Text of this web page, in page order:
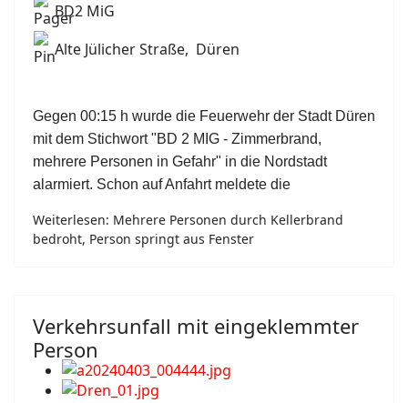
BD2 MiG
Alte Jülicher Straße, Düren
Gegen 00:15 h wurde die Feuerwehr der Stadt Düren
mit dem Stichwort "BD 2 MIG - Zimmerbrand,
mehrere Personen in Gefahr" in die Nordstadt
alarmiert. Schon auf Anfahrt meldete die
Weiterlesen: Mehrere Personen durch Kellerbrand
bedroht, Person springt aus Fenster
Verkehrsunfall mit eingeklemmter
Person